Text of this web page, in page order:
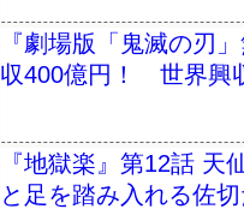
『劇場版「鬼滅の刃
収400億円！ 世界興
『地獄楽』第12話 天
と足を踏み入れる佐